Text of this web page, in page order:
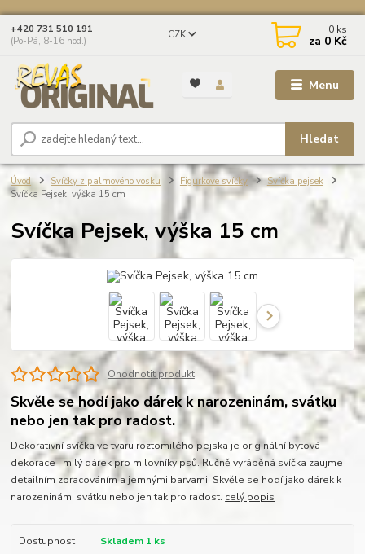
Menu
CZK
Hledat
+420 731 510 191
(Po-Pá, 8-16 hod.)
0 ks
za 0 Kč
Úvod Svíčky z palmového vosku Figurkové svíčky
Svíčka pejsek
Svíčka Pejsek, výška 15 cm
Svíčka Pejsek, výška 15 cm
Ohodnotit produkt
Skvěle se hodí jako dárek k narozeninám, svátku
nebo jen tak pro radost.
Dekorativní svíčka ve tvaru roztomilého pejska je originální bytová
dekorace i milý dárek pro milovníky psů. Ručně vyráběná svíčka zaujme
detailním zpracováním a jemnými barvami. Skvěle se hodí jako dárek k
narozeninám, svátku nebo jen tak pro radost. celý popis
Dostupnost
Skladem 1 ks